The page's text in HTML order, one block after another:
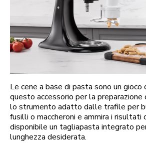
Le cene a base di pasta sono un gioco
questo accessorio per la
lo strumento adatto dalle trafile per
fusilli o maccheroni e ammira i risultati
disponibile un tagliapasta integrato
lunghezza desiderata.